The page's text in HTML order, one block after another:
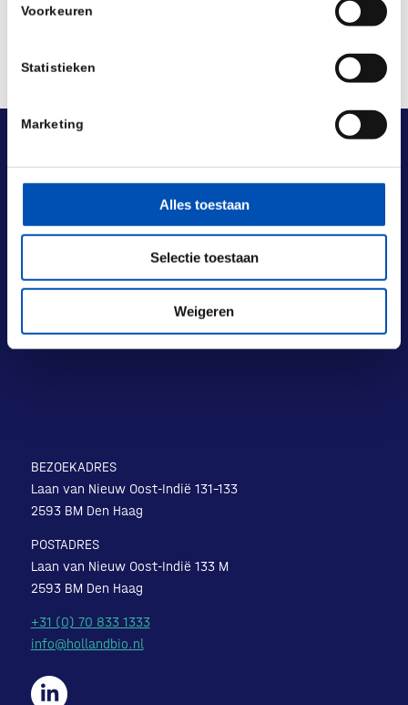
Voorkeuren
Statistieken
Marketing
Alles toestaan
Selectie toestaan
Weigeren
BEZOEKADRES
Laan van Nieuw Oost-Indië 131-133
2593 BM Den Haag
POSTADRES
Laan van Nieuw Oost-Indië 133 M
2593 BM Den Haag
+31 (0) 70 833 1333
info@hollandbio.nl